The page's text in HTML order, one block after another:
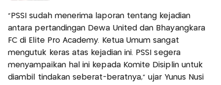
“PSSI sudah menerima laporan tentang kejadian
antara pertandingan Dewa United dan Bhayangkara
FC di Elite Pro Academy. Ketua Umum sangat
mengutuk keras atas kejadian ini. PSSI segera
menyampaikan hal ini kepada Komite Disiplin untuk
diambil tindakan seberat-beratnya,” ujar Yunus Nusi